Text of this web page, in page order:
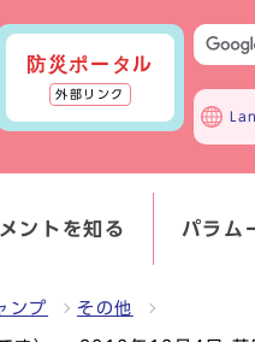
防災ポータル
外部リンク
ントを知る パラム
ンプ その他